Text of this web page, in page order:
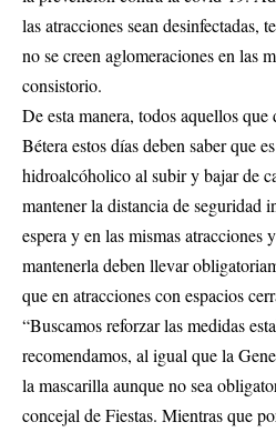
las atracciones sean desinfectadas,
no se creen aglomeraciones en las
consistorio.
De esta manera, todos aquellos
Bétera estos días deben saber que
hidroalcóholico al subir y bajar de
mantener la distancia de seguridad
espera y en las mismas
mantenerla deben llevar
que en atracciones con espacios
“Buscamos reforzar las medidas
recomendamos, al igual que la
la mascarilla aunque no sea
concejal de Fiestas. Mientras que